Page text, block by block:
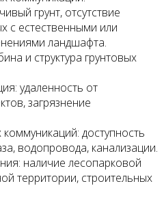
грунт, отсутствие
с естественными или
ландшафта.
и структура грунтовых
удаленность от
загрязнение
доступность
водопровода, канализации.
наличие лесопарковой
территории, строительных